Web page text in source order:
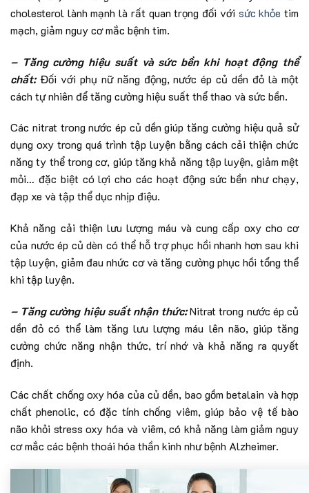
cholesterol lành mạnh là rất quan trọng đối với sức khỏe tim
mạch, giảm nguy cơ mắc bệnh tim.
– Tăng cường hiệu suất và sức bền khi hoạt động thể
chất: Đối với phụ nữ năng động, nước ép củ dền đỏ là một
cách tự nhiên để tăng cường hiệu suất thể thao và sức bền.
Các nitrat trong nước ép củ dền giúp tăng cường hiệu quả sử
dụng oxy trong quá trình tập luyện bằng cách cải thiện chức
năng ty thể trong cơ, giúp tăng khả năng tập luyện, giảm mệt
mỏi… đặc biệt có lợi cho các hoạt động sức bền như chạy,
đạp xe và tập thể dục nhịp điệu.
Khả năng cải thiện lưu lượng máu và cung cấp oxy cho cơ
của nước ép củ dèn có thể hỗ trợ phục hồi nhanh hơn sau khi
tập luyện, giảm đau nhức cơ và tăng cường phục hồi tổng thể
khi tập luyện.
– Tăng cường hiệu suất nhận thức:Nitrat trong nước ép củ
dền đỏ có thể làm tăng lưu lượng máu lên não, giúp tăng
cường chức năng nhận thức, trí nhớ và khả năng ra quyết
định.
Các chất chống oxy hóa của củ dền, bao gồm betalain và hợp
chất phenolic, có đặc tính chống viêm, giúp bảo vệ tế bào
não khỏi stress oxy hóa và viêm, có khả năng làm giảm nguy
cơ mắc các bệnh thoái hóa thần kinh như bệnh Alzheimer.